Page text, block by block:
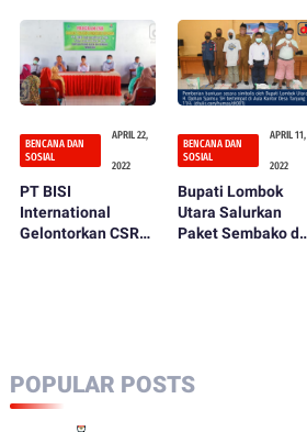
Krangkeng
Banyumulek
Diterjang Banjir
Warga Terdampak
BENCANA DAN
SOSIAL
APRIL 22,
2022
PT BISI
International
Gelontorkan CSR
BENCANA DAN
SOSIAL
APRIL 11,
2022
Bupati Lombok
Utara Salurkan
Paket Sembako di
POPULAR POSTS